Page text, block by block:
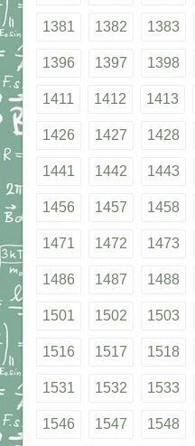
1381 1382 1383
1396 1397 1398
1411 1412 1413
1426 1427 1428
1441 1442 1443
1456 1457 1458
1471 1472 1473
1486 1487 1488
1501 1502 1503
1516 1517 1518
1531 1532 1533
1546 1547 1548